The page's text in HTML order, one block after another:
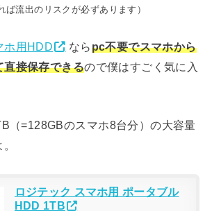
ば流出のリスクが必ずあります）
ホ用HDD ならpc不要でスマホから
直接保存できるので僕はすごく気に入
（=128GBのスマホ8台分）の大容量
ロジテック スマホ用 ポータブル
HDD 1TB